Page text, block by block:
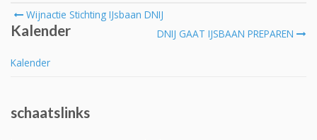
Post
navigation
Wijnactie Stichting IJsbaan DNIJ
DNIJ GAAT IJSBAAN PREPAREN
Kalender
Kalender
schaatslinks